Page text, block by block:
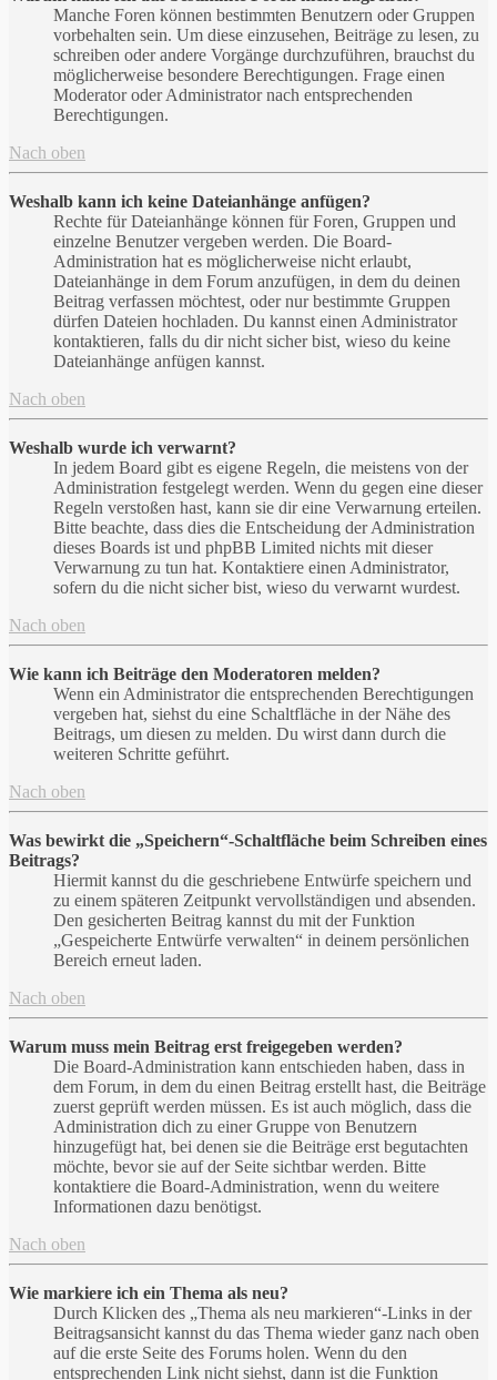
Manche Foren können bestimmten Benutzern oder Gruppen
vorbehalten sein. Um diese einzusehen, Beiträge zu lesen, zu
schreiben oder andere Vorgänge durchzuführen, brauchst du
möglicherweise besondere Berechtigungen. Frage einen
Moderator oder Administrator nach entsprechenden
Berechtigungen.
Nach oben
Weshalb kann ich keine Dateianhänge anfügen?
Rechte für Dateianhänge können für Foren, Gruppen und
einzelne Benutzer vergeben werden. Die Board-
Administration hat es möglicherweise nicht erlaubt,
Dateianhänge in dem Forum anzufügen, in dem du deinen
Beitrag verfassen möchtest, oder nur bestimmte Gruppen
dürfen Dateien hochladen. Du kannst einen Administrator
kontaktieren, falls du dir nicht sicher bist, wieso du keine
Dateianhänge anfügen kannst.
Nach oben
Weshalb wurde ich verwarnt?
In jedem Board gibt es eigene Regeln, die meistens von der
Administration festgelegt werden. Wenn du gegen eine dieser
Regeln verstoßen hast, kann sie dir eine Verwarnung erteilen.
Bitte beachte, dass dies die Entscheidung der Administration
dieses Boards ist und phpBB Limited nichts mit dieser
Verwarnung zu tun hat. Kontaktiere einen Administrator,
sofern du die nicht sicher bist, wieso du verwarnt wurdest.
Nach oben
Wie kann ich Beiträge den Moderatoren melden?
Wenn ein Administrator die entsprechenden Berechtigungen
vergeben hat, siehst du eine Schaltfläche in der Nähe des
Beitrags, um diesen zu melden. Du wirst dann durch die
weiteren Schritte geführt.
Nach oben
Was bewirkt die „Speichern“-Schaltfläche beim Schreiben eines
Beitrags?
Hiermit kannst du die geschriebene Entwürfe speichern und
zu einem späteren Zeitpunkt vervollständigen und absenden.
Den gesicherten Beitrag kannst du mit der Funktion
„Gespeicherte Entwürfe verwalten“ in deinem persönlichen
Bereich erneut laden.
Nach oben
Warum muss mein Beitrag erst freigegeben werden?
Die Board-Administration kann entschieden haben, dass in
dem Forum, in dem du einen Beitrag erstellt hast, die Beiträge
zuerst geprüft werden müssen. Es ist auch möglich, dass die
Administration dich zu einer Gruppe von Benutzern
hinzugefügt hat, bei denen sie die Beiträge erst begutachten
möchte, bevor sie auf der Seite sichtbar werden. Bitte
kontaktiere die Board-Administration, wenn du weitere
Informationen dazu benötigst.
Nach oben
Wie markiere ich ein Thema als neu?
Durch Klicken des „Thema als neu markieren“-Links in der
Beitragsansicht kannst du das Thema wieder ganz nach oben
auf die erste Seite des Forums holen. Wenn du den
entsprechenden Link nicht siehst, dann ist die Funktion